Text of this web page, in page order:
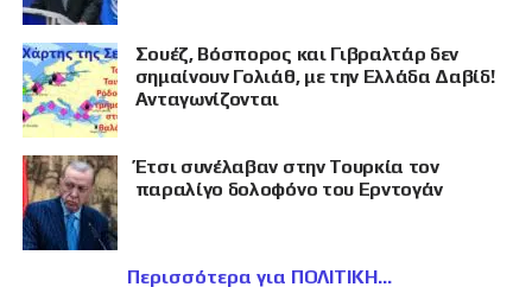
Σουέζ, Βόσπορος και Γιβραλτάρ δεν
σημαίνουν Γολιάθ, με την Ελλάδα Δαβίδ!
Ανταγωνίζονται
Έτσι συνέλαβαν στην Τουρκία τον
παραλίγο δολοφόνο του Ερντογάν
Περισσότερα για ΠΟΛΙΤΙΚΗ